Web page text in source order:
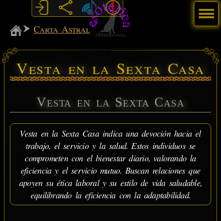
MiSabueso
Carta Astral
Vesta en la Sexta Casa
Vesta en la Sexta Casa
Vesta en la Sexta Casa indica una devoción hacia el
trabajo, el servicio y la salud. Estos individuos se
comprometen con el bienestar diario, valorando la
eficiencia y el servicio mutuo. Buscan relaciones que
apoyen su ética laboral y su estilo de vida saludable,
equilibrando la eficiencia con la adaptabilidad.
Menú